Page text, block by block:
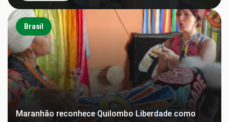
Brasil
Maranhão reconhece Quilombo Liberdade como